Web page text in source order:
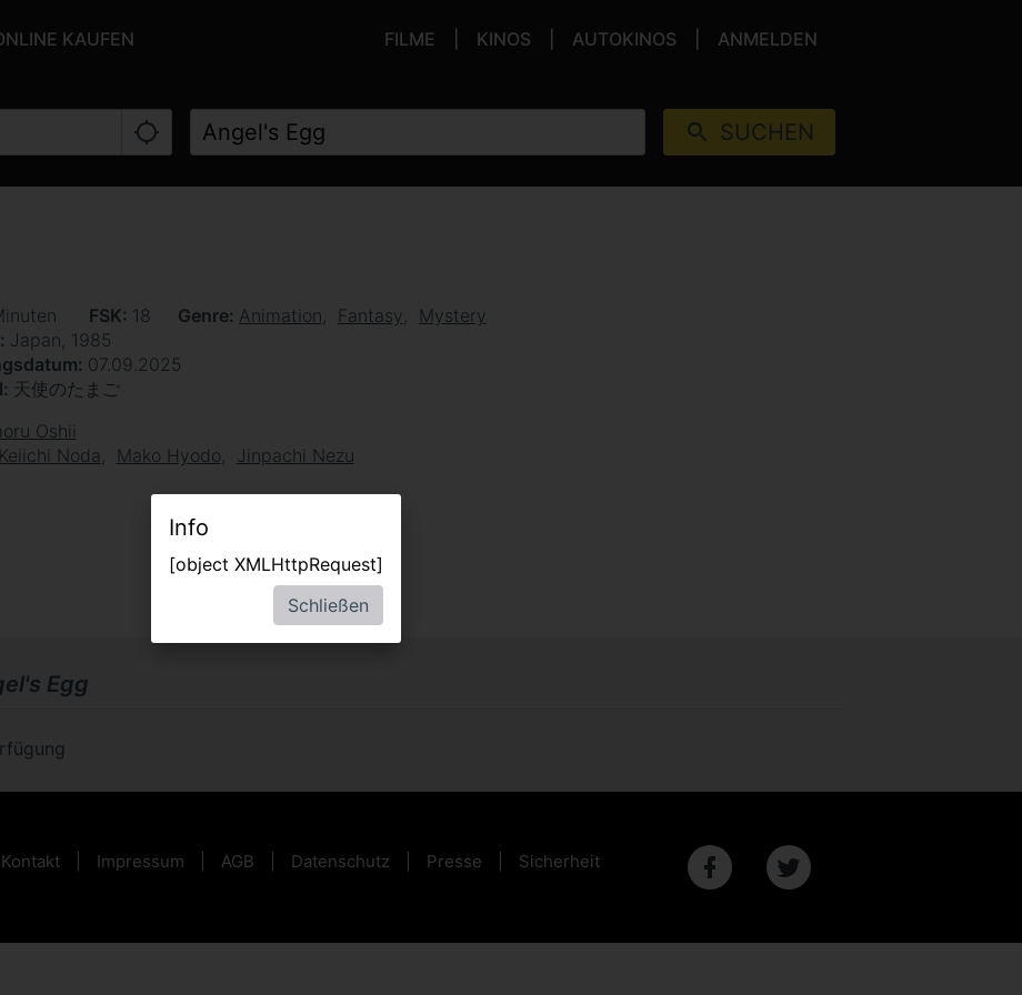
KAUFEN FILME KINOS AUTOKINOS ANMELDEN
SUCHEN
FSK 18 Genre Animation Fantasy
Mystery
Japan, 1985
07.09.2025
天使のたまご
Oshii
Keiichi Noda Mako Hyodo Jinpachi Nezu
Egg
Kontakt Impressum AGB Datenschutz Presse Sicherheit
Info
[object XMLHttpRequest]
Schließen